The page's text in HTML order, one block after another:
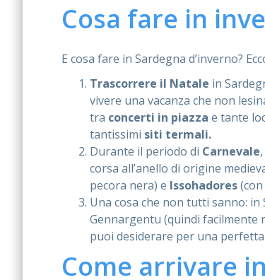
Cosa fare in
E cosa fare in Sardegna d’inverno?
Trascorrere il Natale in
vivere una vacanza che non
tra concerti in piazza e tante
tantissimi siti termali.
Durante il periodo di Carnevale
corsa all’anello di origine
pecora nera) e Issohadores
Una cosa che non tutti sanno: in
Gennargentu (quindi facilmente
puoi desiderare per una perfetta
Come arrivare